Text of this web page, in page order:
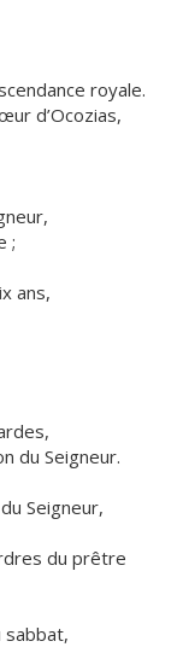
royale.
d’Ocozias,
;
ans,
du Seigneur.
Seigneur,
du prêtre
sabbat,